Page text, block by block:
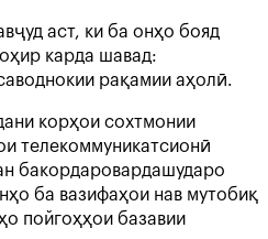
аст, ки ба онҳо бояд
карда шавад:
рақамии аҳолӣ.
корҳои сохтмонии
телекоммуникатсионӣ
бакордаровардашударо
ба вазифаҳои нав мутобиқ
пойгоҳҳои базавии